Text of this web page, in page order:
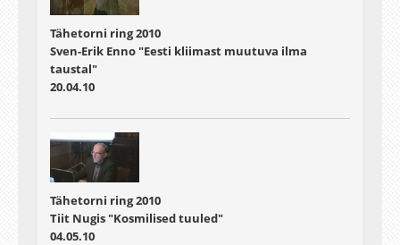
Tähetorni ring 2010
Sven-Erik Enno "Eesti kliimast muutuva ilma
taustal"
20.04.10
Tähetorni ring 2010
Tiit Nugis "Kosmilised tuuled"
04.05.10